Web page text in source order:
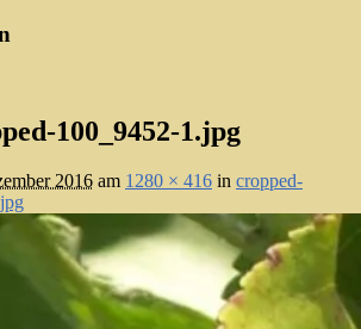
100_9452-1.jpg
2016 am 1280 × 416 in cropped-